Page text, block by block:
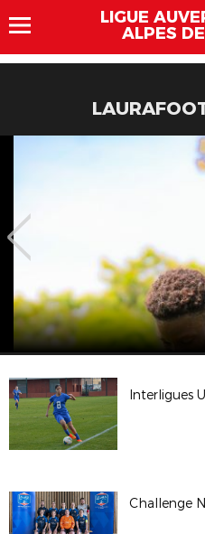
LIGUE
ALPES
Interligues